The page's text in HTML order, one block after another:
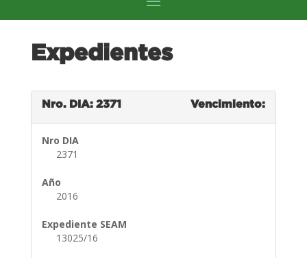
Expedientes
Nro. DIA: 2371 Vencimiento:
Nro DIA
2371
Año
2016
Expediente SEAM
13025/16